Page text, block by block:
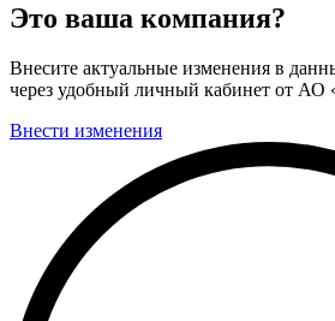
Это ваша компания?
Внесите актуальные изменения в
через удобный личный кабинет от
Внести изменения